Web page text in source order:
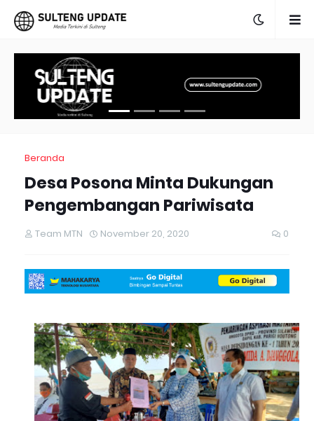
Beranda
Desa Posona Minta Dukungan
Pengembangan Pariwisata
Team MTN November 20, 2020 0